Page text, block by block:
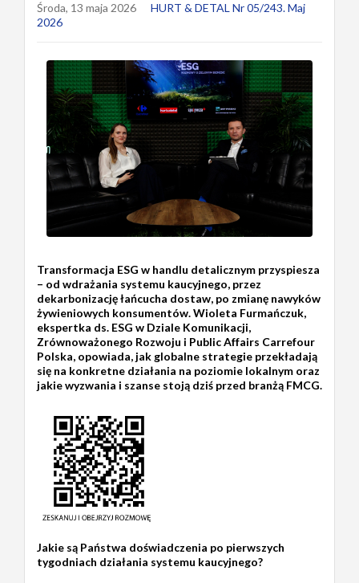
Środa, 13 maja 2026
HURT & DETAL Nr 05/243. Maj
2026
Transformacja ESG w handlu detalicznym przyspiesza
– od wdrażania systemu kaucyjnego, przez
dekarbonizację łańcucha dostaw, po zmianę nawyków
żywieniowych konsumentów. Wioleta Furmańczuk,
ekspertka ds. ESG w Dziale Komunikacji,
Zrównoważonego Rozwoju i Public Affairs Carrefour
Polska, opowiada, jak globalne strategie przekładają
się na konkretne działania na poziomie lokalnym oraz
jakie wyzwania i szanse stoją dziś przed branżą FMCG.
Jakie są Państwa doświadczenia po pierwszych
tygodniach działania systemu kaucyjnego?